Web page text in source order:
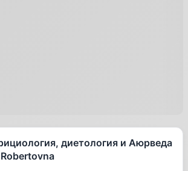
диетология и Аюрведа